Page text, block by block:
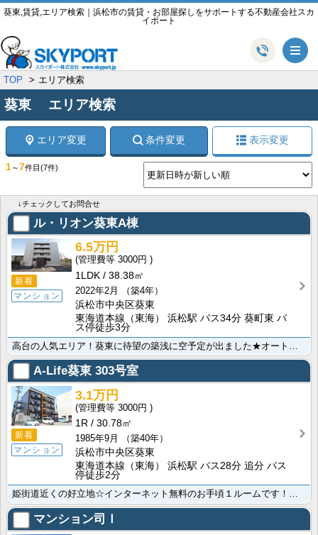
葵東,賃貸,エリア検索｜浜松市の賃貸・お部屋探しをサポートする不動産会社スカ
イポート
TOP エリア検索
葵東 エリア検索
エリア変更 条件変更 表示変更
1～7件目 (7件)
↓チェックしてお問合せ
ル・リオン葵東A棟
新着
マンション
6.5万円
3000円
1LDK
38.38㎡
2022年2月
（築4年）
浜松市中央区葵東
東海道本線（東海） 浜松駅 バス34分 葵町東 バ
ス停徒歩3分
高台の人気エリア！葵東に待望の築浅に空予定が出ました★オートロックエントランスで女性の方も安心♪ちょ･･･
A-Life葵東 303号室
新着
マンション
3.1万円
3000円
1R
30.78㎡
1985年9月
（築40年）
浜松市中央区葵東
東海道本線（東海） 浜松駅 バス28分 追分 バス
停徒歩2分
姫街道近くの好立地☆インターネット無料のお手頃１ルームです！周辺は商業施設に恵まれ、買い物がとっても･･･
マンション司Ⅰ